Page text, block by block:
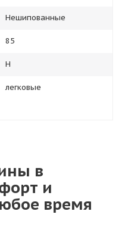
Нешипованные
85
H
легковые
в
и
время